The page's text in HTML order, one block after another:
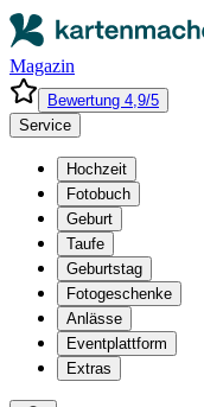
Magazin
Bewertung 4,9/5
Service
Hochzeit
Fotobuch
Geburt
Taufe
Geburtstag
Fotogeschenke
Anlässe
Eventplattform
Extras